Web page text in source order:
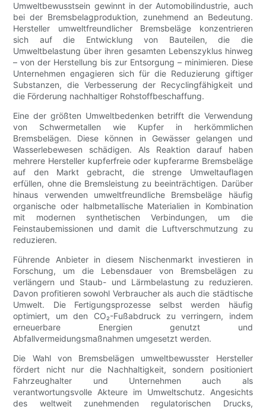
Umweltbewusstsein gewinnt in der Automobilindustrie, auch
bei der Bremsbelagproduktion, zunehmend an Bedeutung.
Hersteller umweltfreundlicher Bremsbeläge konzentrieren
sich auf die Entwicklung von Bauteilen, die die
Umweltbelastung über ihren gesamten Lebenszyklus hinweg
– von der Herstellung bis zur Entsorgung – minimieren. Diese
Unternehmen engagieren sich für die Reduzierung giftiger
Substanzen, die Verbesserung der Recyclingfähigkeit und
die Förderung nachhaltiger Rohstoffbeschaffung.
Eine der größten Umweltbedenken betrifft die Verwendung
von Schwermetallen wie Kupfer in herkömmlichen
Bremsbelägen. Diese können in Gewässer gelangen und
Wasserlebewesen schädigen. Als Reaktion darauf haben
mehrere Hersteller kupferfreie oder kupferarme Bremsbeläge
auf den Markt gebracht, die strenge Umweltauflagen
erfüllen, ohne die Bremsleistung zu beeinträchtigen. Darüber
hinaus verwenden umweltfreundliche Bremsbeläge häufig
organische oder halbmetallische Materialien in Kombination
mit modernen synthetischen Verbindungen, um die
Feinstaubemissionen und damit die Luftverschmutzung zu
reduzieren.
Führende Anbieter in diesem Nischenmarkt investieren in
Forschung, um die Lebensdauer von Bremsbelägen zu
verlängern und Staub- und Lärmbelastung zu reduzieren.
Davon profitieren sowohl Verbraucher als auch die städtische
Umwelt. Die Fertigungsprozesse selbst werden häufig
optimiert, um den CO₂-Fußabdruck zu verringern, indem
erneuerbare Energien genutzt und
Abfallvermeidungsmaßnahmen umgesetzt werden.
Die Wahl von Bremsbelägen umweltbewusster Hersteller
fördert nicht nur die Nachhaltigkeit, sondern positioniert
Fahrzeughalter und Unternehmen auch als
verantwortungsvolle Akteure im Umweltschutz. Angesichts
des weltweit zunehmenden regulatorischen Drucks,